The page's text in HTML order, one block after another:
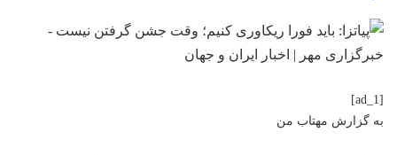
[ad_1]
به گزارش مهتاب من